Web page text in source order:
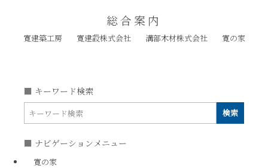
総合案内
寛建築工房 寛建設株式会社 溝部木材株式会社 寛の家
キーワード検索
ナビゲーションメニュー
寛の家